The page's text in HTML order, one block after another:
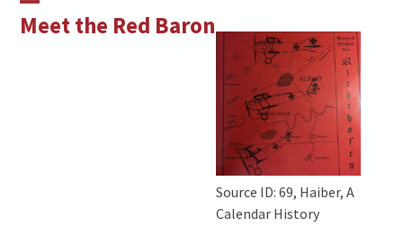
Meet the Red Baron
Open
Close
Source ID: 69, Haiber, A
Calendar History